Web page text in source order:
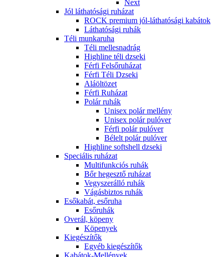
Next
Jól láthatósági ruházat
ROCK premium jól-láthatósági kabátok
Láthatósági ruhák
Téli munkaruha
Téli mellesnadrág
Highline téli dzseki
Férfi Felsőruházat
Férfi Téli Dzseki
Aláöltözet
Férfi Ruházat
Polár ruhák
Unisex polár mellény
Unisex polár pulóver
Férfi polár pulóver
Bélelt polár pulóver
Highline softshell dzseki
Speciális ruházat
Multifunkciós ruhák
Bőr hegesztő ruházat
Vegyszerálló ruhák
Vágásbiztos ruhák
Esőkabát, esőruha
Esőruhák
Overál, köpeny
Köpenyek
Kiegészítők
Egyéb kiegészítők
Kabátok-Mellények